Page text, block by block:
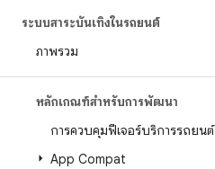
ระบบสาระบันเทิงในรถยนต์
ภาพรวม
หลักเกณฑ์สำหรับการพัฒนา
การควบคุมฟีเจอร์บริการรถยนต์
App Compat